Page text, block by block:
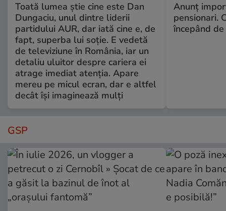
Toată lumea știe cine este Dan
Dungaciu, unul dintre liderii
partidului AUR, dar iată cine e, de
fapt, superba lui soție. E vedetă
de televiziune în România, iar un
detaliu uluitor despre cariera ei
atrage imediat atenția. Apare
mereu pe micul ecran, dar e altfel
decât își imaginează mulți
Anunț
pensionari.
începând
GSP